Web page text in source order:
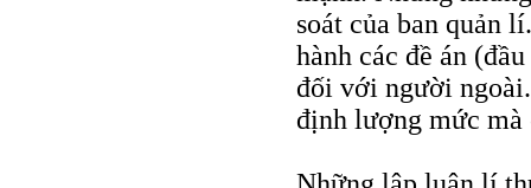
soát của ban quản
hành các đề án
đối với người
định lượng mức mà